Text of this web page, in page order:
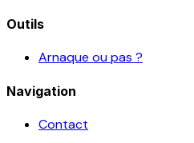
Outils
Arnaque ou pas ?
Navigation
Contact